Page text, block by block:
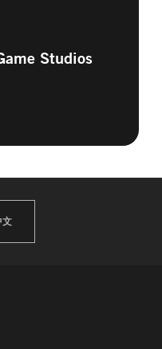
Studios
文